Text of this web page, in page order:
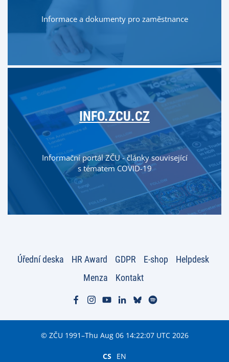
Informace a dokumenty pro zaměstnance
INFO.ZCU.CZ
Informační portál ZČU - články související
s tématem COVID-19
Úřední deska HR Award GDPR E-shop
Helpdesk
Menza
Kontakt
© ZČU 1991–Thu Aug 06 14:22:07 UTC 2026
CS EN